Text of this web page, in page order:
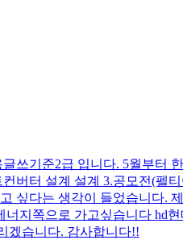
쓰기준2급 입니다. 5월부터
버터 설계 설계 3.공모전(펠
싶다는 생각이 들었습니다.
지쪽으로 가고싶습니다 hd현
겠습니다. 감사합니다!!